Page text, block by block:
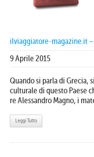
ilviaggiatore-magazine.it –
9 Aprile 2015
Quando si parla di Grecia,
culturale di questo Paese
re Alessandro Magno, i
Leggi Tutto